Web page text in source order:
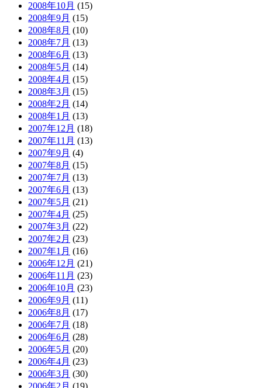
2008年10月 (15)
2008年9月 (15)
2008年8月 (10)
2008年7月 (13)
2008年6月 (13)
2008年5月 (14)
2008年4月 (15)
2008年3月 (15)
2008年2月 (14)
2008年1月 (13)
2007年12月 (18)
2007年11月 (13)
2007年9月 (4)
2007年8月 (15)
2007年7月 (13)
2007年6月 (13)
2007年5月 (21)
2007年4月 (25)
2007年3月 (22)
2007年2月 (23)
2007年1月 (16)
2006年12月 (21)
2006年11月 (23)
2006年10月 (23)
2006年9月 (11)
2006年8月 (17)
2006年7月 (18)
2006年6月 (28)
2006年5月 (20)
2006年4月 (23)
2006年3月 (30)